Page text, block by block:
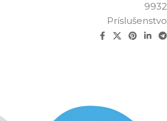
9932
Príslušenstvo